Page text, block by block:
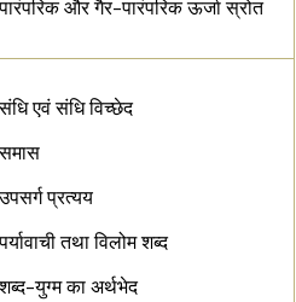
पारंपरिक और गैर-पारंपरिक ऊर्जा स्रोत
संधि एवं संधि विच्छेद
समास
उपसर्ग प्रत्यय
पर्यावाची तथा विलोम शब्द
शब्द-युग्म का अर्थभेद